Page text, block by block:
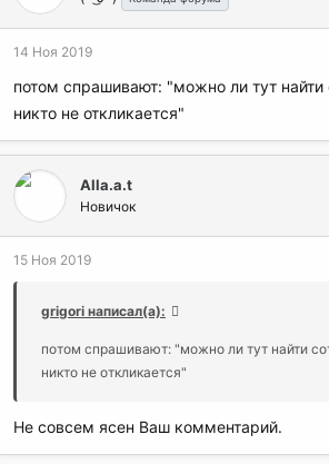
14 Ноя 2019
потом спрашивают: "можно ли тут найти
никто не откликается"
Alla.a.t
Новичок
15 Ноя 2019
grigori написал(а):
потом спрашивают: "можно ли тут найти
никто не откликается"
Не совсем ясен Ваш комментарий.